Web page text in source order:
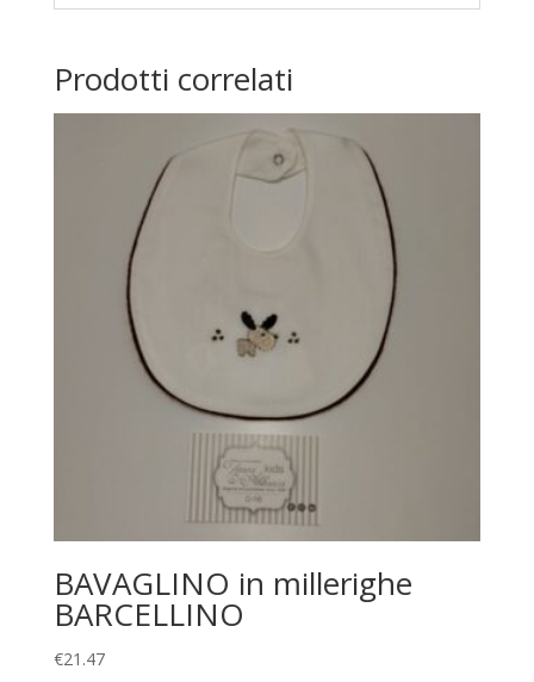
Prodotti correlati
BAVAGLINO in millerighe
BARCELLINO
€21.47